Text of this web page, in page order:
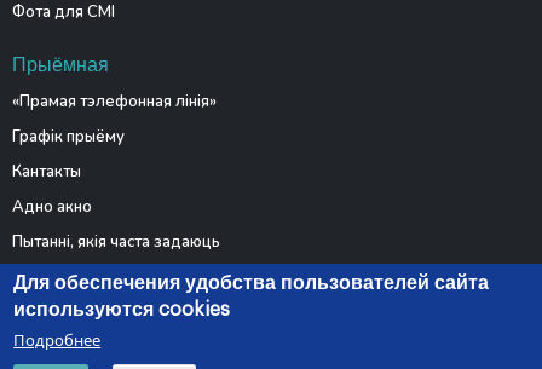
Фота для СМІ
Прыёмная
«Прамая тэлефонная лінія»
Графік прыёму
Кантакты
Адно акно
Пытанні, якія часта задаюць
Электронныя звароты
Для обеспечения удобства пользователей сайта
используются cookies
Подробнее